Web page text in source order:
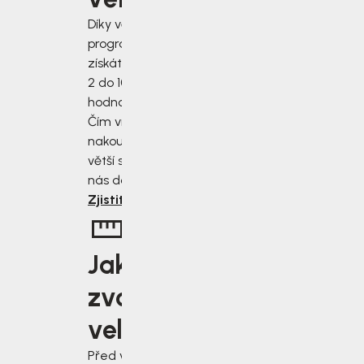
Díky věrnostnímu
programu
získáte slevu od
2 do 10 % z
hodnoty nákupu.
Čím více
nakoupíte, tím
větší slevu od
nás dostanete.
Zjistit více
Jakou
zvolit
velikost?
Před výběrem